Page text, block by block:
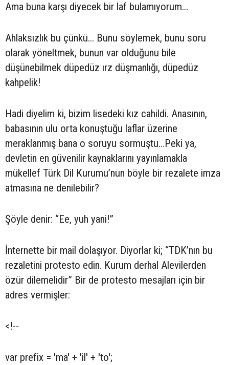
Ama buna karşı diyecek bir laf bulamıyorum…
Ahlaksızlık bu çünkü… Bunu söylemek, bunu soru
olarak yöneltmek, bunun var olduğunu bile
düşünebilmek düpedüz ırz düşmanlığı, düpedüz
kahpelik!
Hadi diyelim ki, bizim lisedeki kız cahildi. Anasının,
babasının ulu orta konuştuğu laflar üzerine
meraklanmış bana o soruyu sormuştu…Peki ya,
devletin en güvenilir kaynaklarını yayınlamakla
mükellef Türk Dil Kurumu’nun böyle bir rezalete imza
atmasına ne denilebilir?
Şöyle denir: “Ee, yuh yani!”
İnternette bir mail dolaşıyor. Diyorlar ki; “TDK’nın bu
rezaletini protesto edin. Kurum derhal Alevilerden
özür dilemelidir” Bir de protesto mesajları için bir
adres vermişler:
<!--
var prefix = 'ma' + 'il' + 'to';